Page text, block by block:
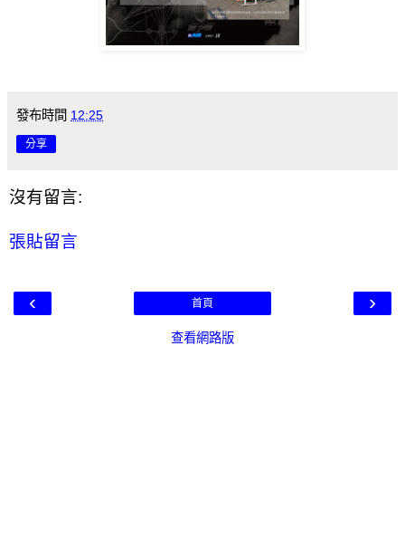
發布時間 12:25
分享
沒有留言:
張貼留言
‹ ›
首頁
查看網路版